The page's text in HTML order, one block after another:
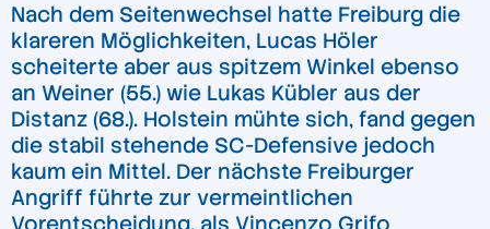
Nach dem Seitenwechsel hatte Freiburg die
klareren Möglichkeiten, Lucas Höler
scheiterte aber aus spitzem Winkel ebenso
an Weiner (55.) wie Lukas Kübler aus der
Distanz (68.). Holstein mühte sich, fand gegen
die stabil stehende SC-Defensive jedoch
kaum ein Mittel. Der nächste Freiburger
Angriff führte zur vermeintlichen